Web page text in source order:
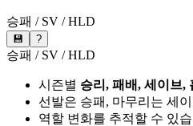
승패 / SV / HLD
💾 ?
승패 / SV / HLD
시즌별 승리, 패배, 세이브,
선발은 승패, 마무리는 세
역할 변화를 추적할 수 있